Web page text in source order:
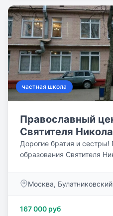
частная школа
Православный
Святителя
Дорогие братия и
образования Святителя
сохранить
существования России как
Москва,
167 000 руб